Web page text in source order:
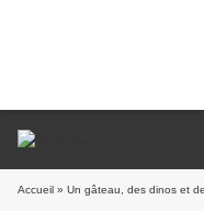
Accueil » Un gâteau, des dinos et